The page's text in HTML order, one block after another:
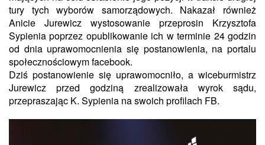
tury tych wyborów samorządowych. Nakazał również
Anicie Jurewicz wystosowanie przeprosin Krzysztofa
Sypienia poprzez opublikowanie ich w terminie 24 godzin
od dnia uprawomocnienia się postanowienia, na portalu
społecznościowym facebook.
Dziś postanowienie się uprawomocniło, a wiceburmistrz
Jurewicz przed godziną zrealizowała wyrok sądu,
przepraszając K. Sypienia na swoich profilach FB.